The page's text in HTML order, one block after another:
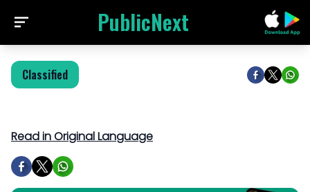
PublicNext
Classified
Read in Original Language